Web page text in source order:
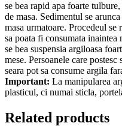
se bea rapid apa foarte
de masa. Sedimentul se
masa urmatoare. Procedeul
sa poata fi consumata inaintea
se bea suspensia argiloasa
mese. Persoanele care
seara pot sa consume argila
Important: La manipularea
plasticul, ci numai sticla,
Related products